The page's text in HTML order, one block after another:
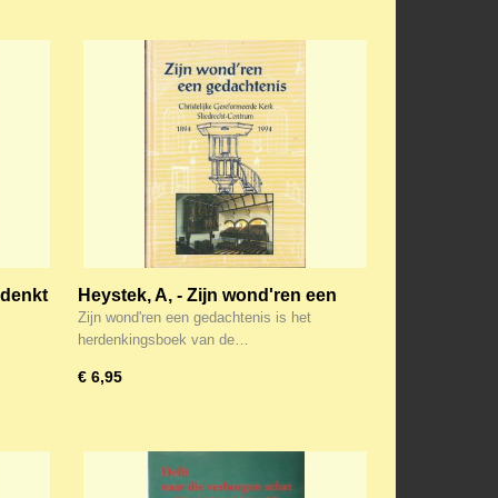
Heystek, A, - Zijn wond'ren een
gedachtenis
Zijn wond'ren een gedachtenis is het
herdenkingsboek van de…
€ 6,95